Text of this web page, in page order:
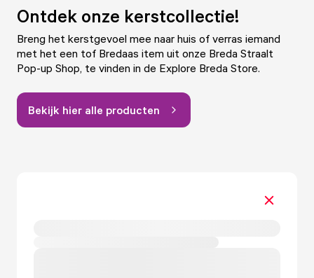
Ontdek onze kerstcollectie!
Breng het kerstgevoel mee naar huis of verras iemand
met het een tof Bredaas item uit onze Breda Straalt
Pop-up Shop, te vinden in de Explore Breda Store.
Bekijk hier alle producten